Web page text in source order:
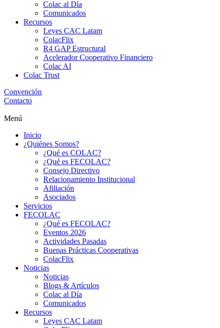
Colac al Día
Comunicados
Recursos
Leyes CAC Latam
ColacFlix
R4 GAP Estructural
Acelerador Cooperativo Financiero
Colac AI
Colac Trust
Convención
Contacto
Menú
Inicio
¿Quiénes Somos?
¿Qué es COLAC?
¿Qué es FECOLAC?
Consejo Directivo
Relacionamiento Institucional
Afiliación
Asociados
Servicios
FECOLAC
¿Qué es FECOLAC?
Eventos 2026
Actividades Pasadas
Buenas Prácticas Cooperativas
ColacFlix
Noticias
Noticias
Blogs & Artículos
Colac al Día
Comunicados
Recursos
Leyes CAC Latam